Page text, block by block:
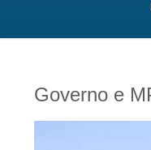
Governo e